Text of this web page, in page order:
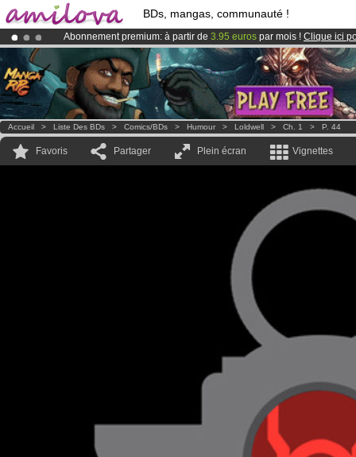
BDs, mangas, communauté !
Abonnement premium: à partir de 3.95 euros par mois ! Clique ici
LeKickstarter Amilova est désormais lancé!.
Déjà 134393membreset 1208BDs & Mangas!
Accueil > Liste Des BDs > Comics/BDs > Humour > Loldwell > Ch. 1 > P. 44
Favoris Partager Plein écran Vignettes